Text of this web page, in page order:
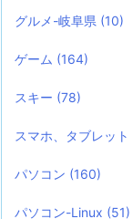
グルメ-岐阜県 (10)
ゲーム (164)
スキー (78)
スマホ、タブレット
パソコン (160)
パソコン-Linux (51)